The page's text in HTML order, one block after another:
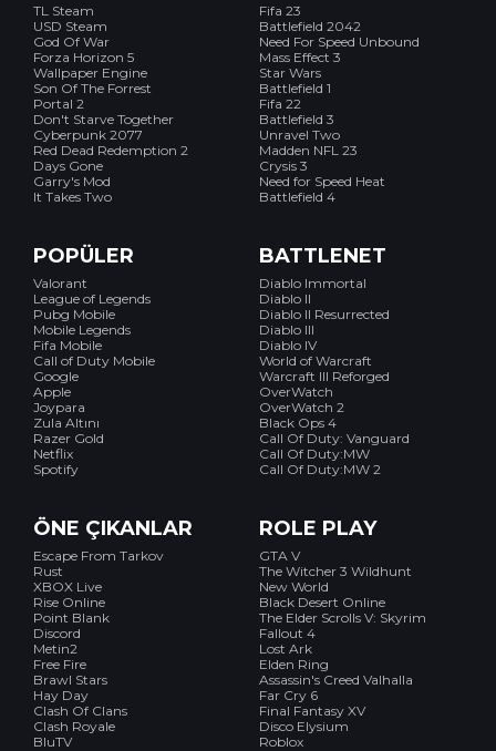
TL Steam
USD Steam
God Of War
Forza Horizon 5
Wallpaper Engine
Son Of The Forrest
Portal 2
Don't Starve Together
Cyberpunk 2077
Red Dead Redemption 2
Days Gone
Garry's Mod
It Takes Two
Fifa 23
Battlefield 2042
Need For Speed Unbound
Mass Effect 3
Star Wars
Battlefield 1
Fifa 22
Battlefield 3
Unravel Two
Madden NFL 23
Crysis 3
Need for Speed Heat
Battlefield 4
POPÜLER
Valorant
League of Legends
Pubg Mobile
Mobile Legends
Fifa Mobile
Call of Duty Mobile
Google
Apple
Joypara
Zula Altını
Razer Gold
Netflix
Spotify
BATTLENET
Diablo Immortal
Diablo II
Diablo II Resurrected
Diablo III
Diablo IV
World of Warcraft
Warcraft III Reforged
OverWatch
OverWatch 2
Black Ops 4
Call Of Duty: Vanguard
Call Of Duty:MW
Call Of Duty:MW 2
ÖNE ÇIKANLAR
Escape From Tarkov
Rust
XBOX Live
Rise Online
Point Blank
Discord
Metin2
Free Fire
Brawl Stars
Hay Day
Clash Of Clans
Clash Royale
BluTV
ROLE PLAY
GTA V
The Witcher 3 Wildhunt
New World
Black Desert Online
The Elder Scrolls V: Skyrim
Fallout 4
Lost Ark
Elden Ring
Assassin's Creed Valhalla
Far Cry 6
Final Fantasy XV
Disco Elysium
Roblox